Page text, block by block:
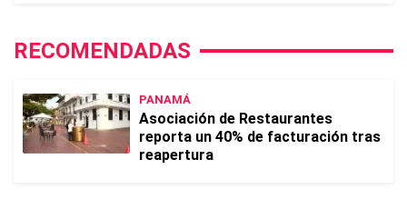
RECOMENDADAS
PANAMÁ
Asociación de Restaurantes
reporta un 40% de facturación tras
reapertura